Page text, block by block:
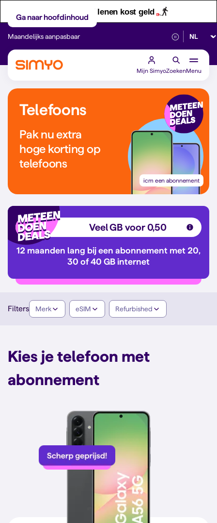
Let op! Geld lenen kost geld
Ga naar hoofdinhoud
Maandelijks aanpasbaar Betrouwbaar
Mijn SimyoZoekenMenu
Telefoons
Pak nu extra
hoge korting op
telefoons
icm een abonnement
Veel GB voor 0,50
12 maanden lang bij een abonnement met 20,
30 of 40 GB internet
Filters Merk eSIM Refurbished
Kies je telefoon met
abonnement